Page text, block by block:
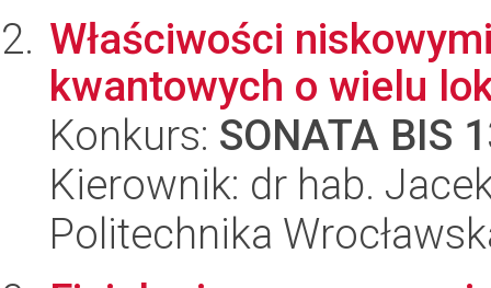
Właściwości
kwantowych o wielu
Konkurs: SONATA BIS
Kierownik: dr hab.
Politechnika